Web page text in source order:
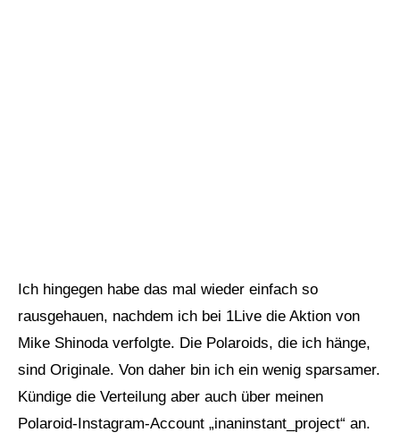
Ich hingegen habe das mal wieder einfach so
rausgehauen, nachdem ich bei 1Live die Aktion von
Mike Shinodaverfolgte. Die Polaroids, die ich hänge,
sind Originale. Von daher bin ich ein wenig sparsamer.
Kündige die Verteilung aber auch über meinen
Polaroid-Instagram-Account „inaninstant_project“ an.